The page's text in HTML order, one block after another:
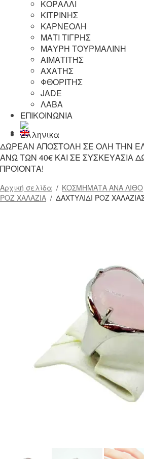
ΚΟΡΑΛΛΙ
ΚΙΤΡΙΝΗΣ
ΚΑΡΝΕΟΛΗ
ΜΑΤΙ ΤΙΓΡΗΣ
ΜΑΥΡΗ ΤΟΥΡΜΑΛΙΝΗ
ΑΙΜΑΤΙΤΗΣ
ΑΧΑΤΗΣ
ΦΘΟΡΙΤΗΣ
JADE
ΛΑΒΑ
ΕΠΙΚΟΙΝΩΝΙΑ
ΔΩΡΕΑΝ ΑΠΟΣΤΟΛΗ ΣΕ ΟΛΗ ΤΗΝ
ΑΝΩ ΤΩΝ 40€ ΚΑΙ ΣΕ ΣΥΣΚΕΥΑΣΙΑ
ΠΡΟΪΟΝΤΑ!
Αρχική σελίδα / ΚΟΣΜΗΜΑΤΑ ΑΝΑ ΛΙΘΟ
ΡΟΖ ΧΑΛΑΖΙΑ / ΔΑΧΤΥΛΙΔΙ ΡΟΖ